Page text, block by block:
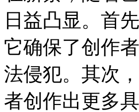
日益凸显。首
它确保了创作
法侵犯。其次
者创作出更多